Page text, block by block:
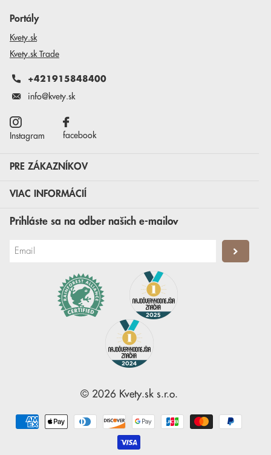
Portály
Kvety.sk
Kvety.sk Trade
+421915848400
info@kvety.sk
Instagram facebook
PRE ZÁKAZNÍKOV
VIAC INFORMÁCIÍ
Prihláste sa na odber našich e-mailov
© 2026 Kvety.sks.r.o.